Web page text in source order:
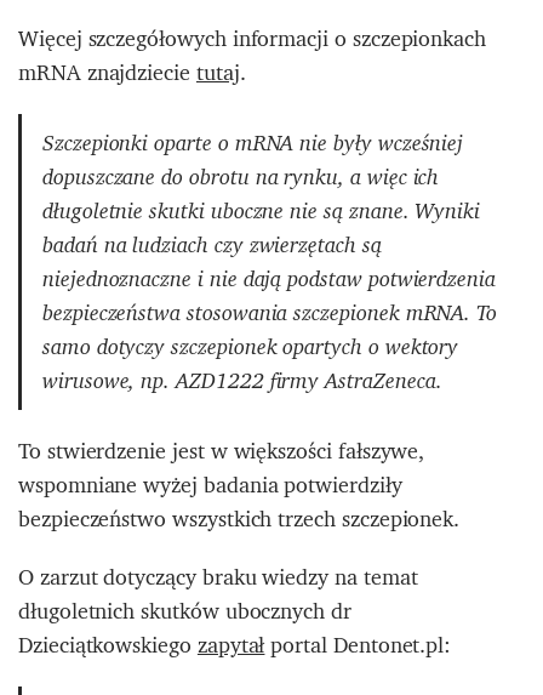
Więcej szczegółowych informacji o szczepionkach
mRNA znajdziecietutaj.
Szczepionki oparte o mRNA nie były wcześniej
dopuszczane do obrotu na rynku, a więc ich
długoletnie skutki uboczne nie są znane. Wyniki
badań na ludziach czy zwierzętach są
niejednoznaczne i nie dają podstaw potwierdzenia
bezpieczeństwa stosowania szczepionek mRNA. To
samo dotyczy szczepionek opartych o wektory
wirusowe, np. AZD1222 firmy AstraZeneca.
To stwierdzenie jest w większości fałszywe,
wspomniane wyżej badania potwierdziły
bezpieczeństwo wszystkich trzech szczepionek.
O zarzut dotyczący braku wiedzy na temat
długoletnich skutków ubocznych dr
Dzieciątkowskiegozapytałportal Dentonet.pl: